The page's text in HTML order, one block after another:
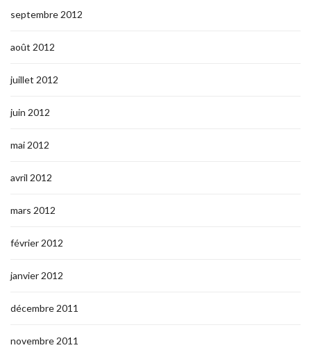
septembre 2012
août 2012
juillet 2012
juin 2012
mai 2012
avril 2012
mars 2012
février 2012
janvier 2012
décembre 2011
novembre 2011